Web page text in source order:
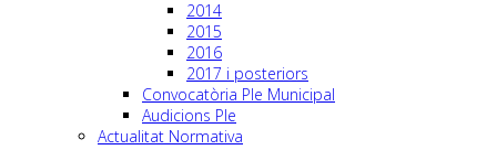
2014
2015
2016
2017 i posteriors
Convocatòria Ple Municipal
Audicions Ple
Actualitat Normativa